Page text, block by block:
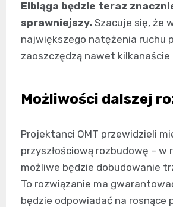
Elbląga będzie teraz
sprawniejszy. Szacuje się, że
największego natężenia ruchu
zaoszczędzą nawet kilkanaście
Możliwości dalszej
Projektanci OMT przewidzieli
przyszłościową rozbudowę – w
możliwe będzie dobudowanie
To rozwiązanie ma
będzie odpowiadać na rosnące